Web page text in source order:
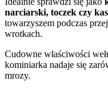
narciarski, toczek czy
towarzyszem podczas
wrotkach.
Cudowne właściwości
kominiarka nadaje się
mrozy.